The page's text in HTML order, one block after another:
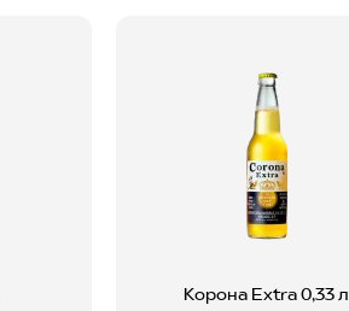
Корона Extra 0,33 л